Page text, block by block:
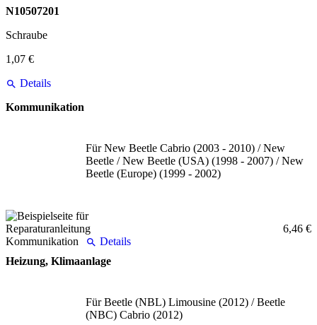
N10507201
Schraube
1,07 €
Details
Kommunikation
Für New Beetle Cabrio (2003 - 2010) / New
Beetle / New Beetle (USA) (1998 - 2007) / New
Beetle (Europe) (1999 - 2002)
6,46 €
Details
Heizung, Klimaanlage
Für Beetle (NBL) Limousine (2012) / Beetle
(NBC) Cabrio (2012)